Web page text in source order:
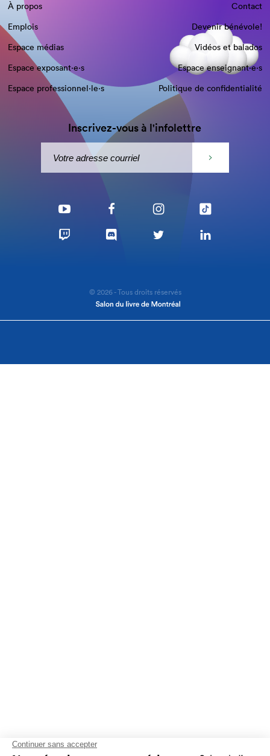
À propos
Contact
Emplois
Devenir bénévole!
Espace médias
Vidéos et balados
Espace exposant·e⋅s
Espace enseignant·e⋅s
Espace professionnel·le⋅s
Politique de confidentialité
Inscrivez-vous à l'infolettre
© 2026 - Tous droits réservés